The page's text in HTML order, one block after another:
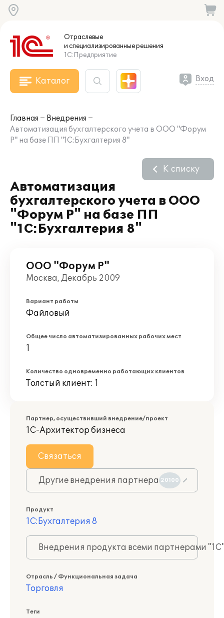
Отраслевые
и специализированныерешения
1С:Предприятие
Каталог Вход
Главная
Внедрения
Автоматизация бухгалтерского учета в ООО "Форум
Р" на базе ПП "1С:Бухгалтерия 8"
Автоматизация
бухгалтерского учета в ООО
"Форум Р" на базе ПП
"1С:Бухгалтерия 8"
К списку
ООО "Форум Р"
Москва, Декабрь 2009
Вариант работы
Файловый
Общее число автоматизированных рабочих мест
1
Количество одновременно работающих клиентов
Толстый клиент: 1
Партнер, осуществивший внедрение/проект
1С-Архитектор бизнеса
Связаться
Другие внедрения партнера 20100
Продукт
1С:Бухгалтерия 8
Внедрения продукта всеми партнерами
Отрасль / Функциональная задача
Торговля
Теги